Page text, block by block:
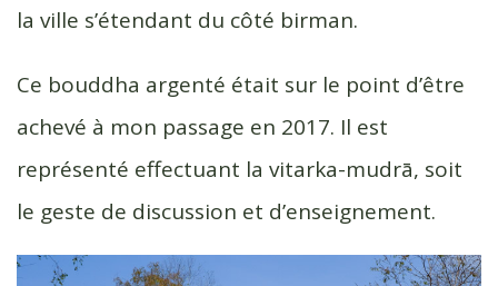
la ville s’étendant du côté birman.
Ce bouddha argenté était sur le point d’être
achevé à mon passage en 2017. Il est
représenté effectuant la vitarka-mudrā, soit
le geste de discussion et d’enseignement.